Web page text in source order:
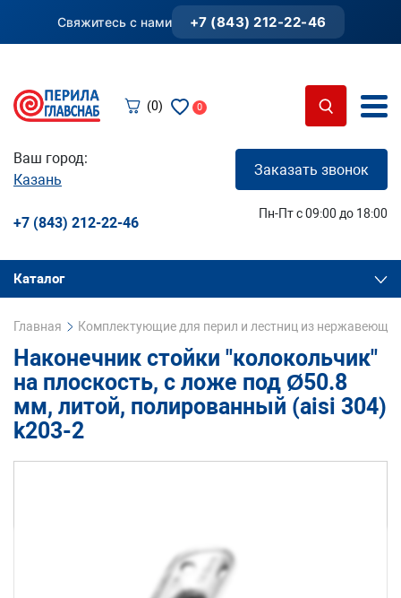
Свяжитесь с нами +7 (843) 212-22-46
(0) 0
Ваш город:
Казань
Заказать звонок
+7 (843) 212-22-46
Пн-Пт с 09:00 до 18:00
Каталог
Главная Комплектующие для перил и лестниц из
Наконечник стойки "колокольчик"
на плоскость, с ложе под Ø50.8
мм, литой, полированный (aisi 304)
k203-2